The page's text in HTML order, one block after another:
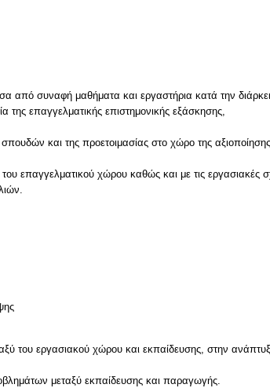
από συναφή μαθήματα και εργαστήρια κατά την
επαγγελματικής επιστημονικής εξάσκησης,
και της προετοιμασίας στο χώρο της
επαγγελματικού χώρου καθώς και με τις εργασιακές
του εργασιακού χώρου και εκπαίδευσης, στην
μεταξύ εκπαίδευσης και παραγωγής.